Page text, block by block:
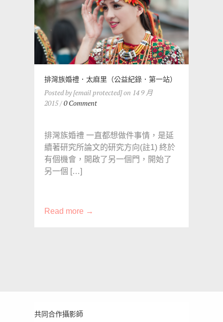
排灣族婚禮．太麻里（公益紀錄．第一站）
Posted by [email protected] on 14 9 月
2015 /0 Comment
排灣族婚禮 一直都想做件事情，是延
續著研究所論文的研究方向(註1) 終於
有個機會，開啟了另一個門，開始了
另一個 […]
Read more →
共同合作攝影師